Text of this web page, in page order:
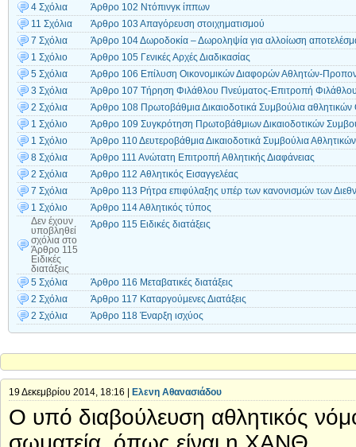
4 Σχόλια
Άρθρο 102 Ντόπινγκ ίππων
11 Σχόλια
Άρθρο 103 Απαγόρευση στοιχηματισμού
7 Σχόλια
Άρθρο 104 Δωροδοκία – Δωροληψία για αλλοίωση
1 Σχόλιο
Άρθρο 105 Γενικές Αρχές Διαδικασίας
5 Σχόλια
Άρθρο 106 Επίλυση Οικονομικών Διαφορών Αθλητών-
3 Σχόλια
Άρθρο 107 Τήρηση Φιλάθλου Πνεύματος-Επιτροπή
2 Σχόλια
Άρθρο 108 Πρωτοβάθμια Δικαιοδοτικά Συμβούλια
1 Σχόλιο
Άρθρο 109 Συγκρότηση Πρωτοβάθμιων Δικαιοδοτικών
1 Σχόλιο
Άρθρο 110 Δευτεροβάθμια Δικαιοδοτικά Συμβούλια
8 Σχόλια
Άρθρο 111 Ανώτατη Επιτροπή Αθλητικής Διαφάνειας
2 Σχόλια
Άρθρο 112 Aθλητικός Eισαγγελέας
7 Σχόλια
Άρθρο 113 Ρήτρα επιφύλαξης υπέρ των κανονισμών των
1 Σχόλιο
Άρθρο 114 Αθλητικός τύπος
Δεν έχουν
υποβληθεί
σχόλια στο
Άρθρο 115
Ειδικές
διατάξεις
Άρθρο 115 Ειδικές διατάξεις
5 Σχόλια
Άρθρο 116 Μεταβατικές διατάξεις
2 Σχόλια
Άρθρο 117 Καταργούμενες Διατάξεις
2 Σχόλια
Άρθρο 118 Έναρξη ισχύος
19 Δεκεμβρίου 2014, 18:16 | Ελενη Αθανασιάδου
Ο υπό διαβούλευση αθλητικός